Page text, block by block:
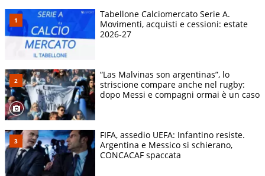
Tabellone Calciomercato Serie A.
Movimenti, acquisti e cessioni: estate
2026-27
“Las Malvinas son argentinas”, lo
striscione compare anche nel rugby:
dopo Messi e compagni ormai è un caso
FIFA, assedio UEFA: Infantino resiste.
Argentina e Messico si schierano,
CONCACAF spaccata